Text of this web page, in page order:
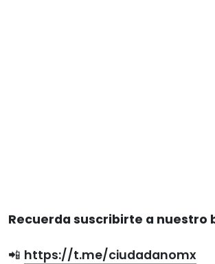
Recuerda suscribirte a nuestro
📲 https://t.me/ciudadanomx